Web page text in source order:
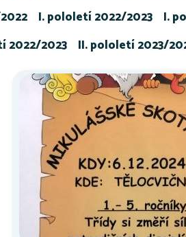
I. pololetí 2022/2023 I.
2022/2023 II. pololetí 2023/